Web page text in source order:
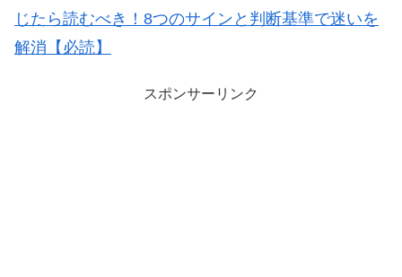
じたら読むべき！8つのサインと判断基準で迷いを
解消【必読】
スポンサーリンク